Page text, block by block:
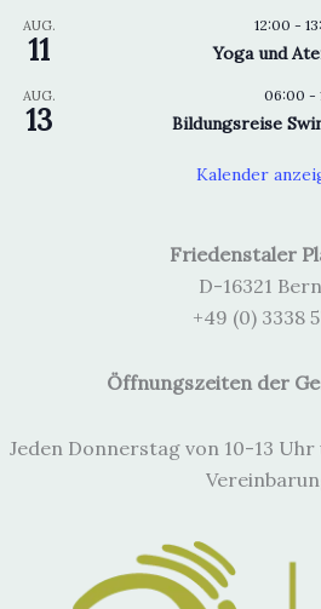
AUG.
11
12:00 -
Yoga und
AUG.
13
06:00 -
Bildungsreise
Kalender
Friedenstaler
D-16321
+49 (0) 3338
Öffnungszeiten der
Jeden Donnerstag von 10-13